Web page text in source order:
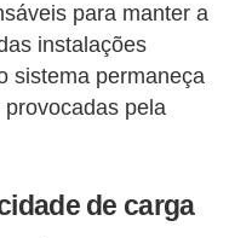
para manter a
instalações
sistema permaneça
pela
de carga